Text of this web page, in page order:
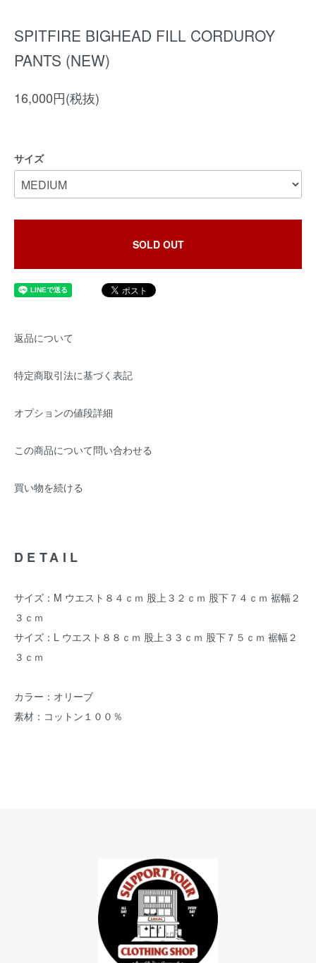
SPITFIRE BIGHEAD FILL CORDUROY
PANTS (NEW)
16,000円(税抜)
サイズ
SOLD OUT
返品について
特定商取引法に基づく表記
オプションの値段詳細
この商品について問い合わせる
買い物を続ける
DETAIL
サイズ：M ウエスト８４ｃｍ 股上３２ｃｍ 股下７４ｃｍ 裾幅２
３ｃｍ
サイズ：L ウエスト８８ｃｍ 股上３３ｃｍ 股下７５ｃｍ 裾幅２
３ｃｍ
カラー：オリーブ
素材：コットン１００％